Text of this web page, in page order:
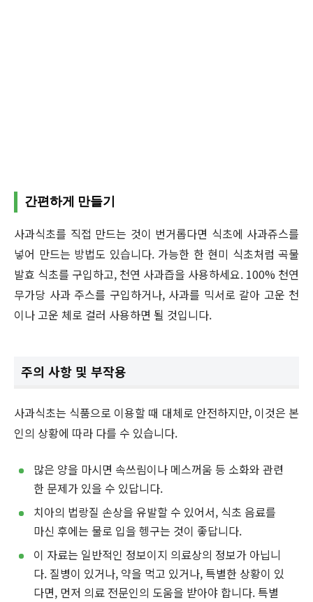
간편하게 만들기
사과식초를 직접 만드는 것이 번거롭다면 식초에 사과쥬스를
넣어 만드는 방법도 있습니다. 가능한 한 현미 식초처럼 곡물
발효 식초를 구입하고, 천연 사과즙을 사용하세요. 100% 천연
무가당 사과 주스를 구입하거나, 사과를 믹서로 갈아 고운 천
이나 고운 체로 걸러 사용하면 될 것입니다.
주의 사항 및 부작용
사과식초는 식품으로 이용할 때 대체로 안전하지만, 이것은 본
인의 상황에 따라 다를 수 있습니다.
많은 양을 마시면 속쓰림이나 메스꺼움 등 소화와 관련
한 문제가 있을 수 있답니다.
치아의 법랑질 손상을 유발할 수 있어서, 식초 음료를
마신 후에는 물로 입을 헹구는 것이 좋답니다.
이 자료는 일반적인 정보이지 의료상의 정보가 아닙니
다. 질병이 있거나, 약을 먹고 있거나, 특별한 상황이 있
다면, 먼저 의료 전문인의 도움을 받아야 합니다. 특별